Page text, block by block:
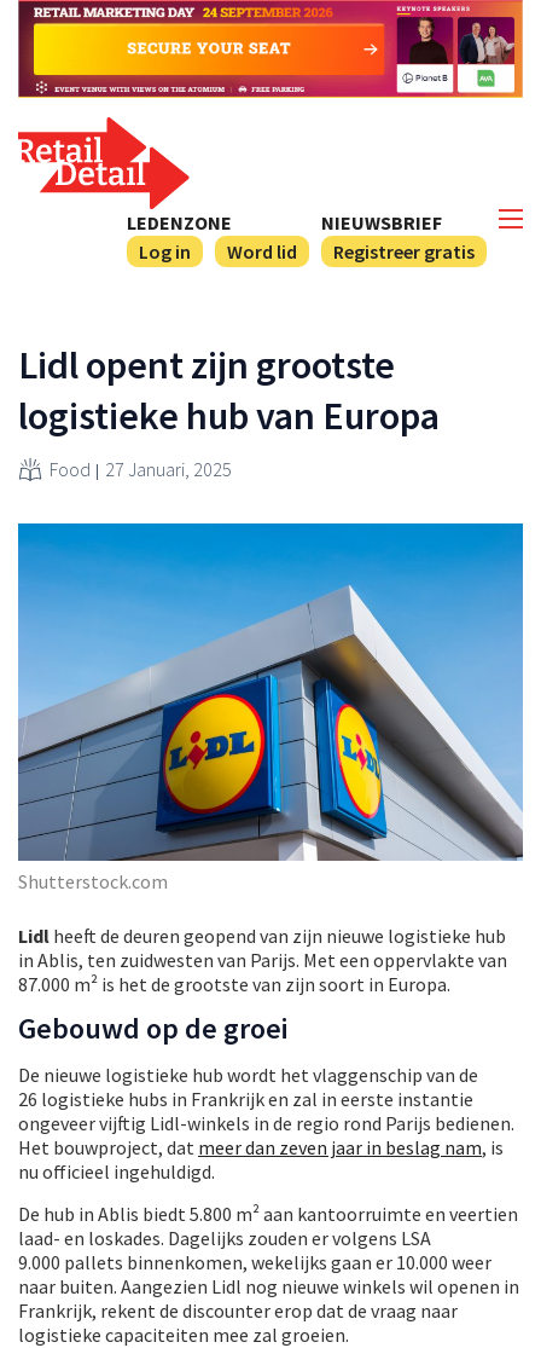
NIEUWSBRIEF
Registreer gratis
LEDENZONE
Log in
Word lid
Lidl opent zijn grootste
logistieke hub van Europa
Food 27 Januari, 2025
Shutterstock.com
Lidl heeft de deuren geopend van zijn nieuwe logistieke hub
in Ablis, ten zuidwesten van Parijs. Met een oppervlakte van
87.000 m² is het de grootste van zijn soort in Europa.
Gebouwd op de groei
De nieuwe logistieke hub wordt het vlaggenschip van de
26 logistieke hubs in Frankrijk en zal in eerste instantie
ongeveer vijftig Lidl-winkels in de regio rond Parijs bedienen.
Het bouwproject, dat meer dan zeven jaar in beslag nam, is
nu officieel ingehuldigd.
De hub in Ablis biedt 5.800 m² aan kantoorruimte en veertien
laad- en loskades. Dagelijks zouden er volgens LSA
9.000 pallets binnenkomen, wekelijks gaan er 10.000 weer
naar buiten. Aangezien Lidl nog nieuwe winkels wil openen in
Frankrijk, rekent de discounter erop dat de vraag naar
logistieke capaciteiten mee zal groeien.